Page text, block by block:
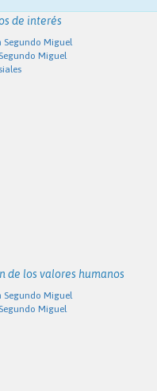
de interés
Segundo Miguel
Miguel
de los valores humanos
Segundo Miguel
Miguel